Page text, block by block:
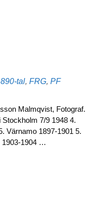
tal, FRG, PF
Malmqvist, Fotograf.
7/9 1948 4.
Värnamo 1897-1901 5.
1903-1904 …